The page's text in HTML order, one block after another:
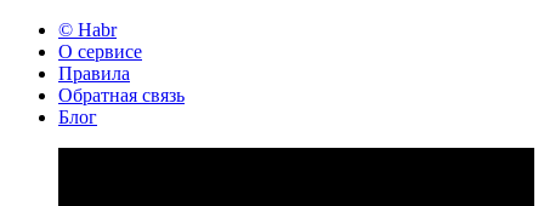
© Habr
О сервисе
Правила
Обратная связь
Блог